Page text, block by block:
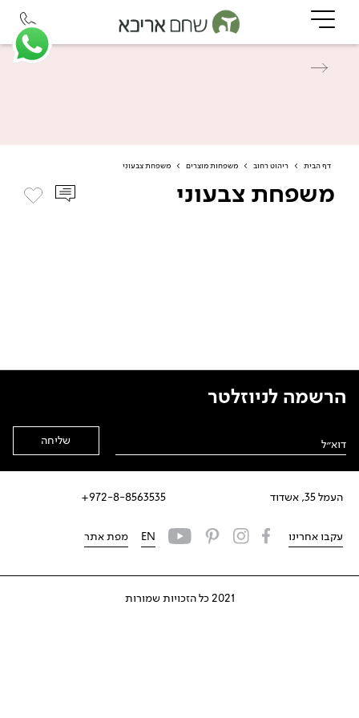
דף הבית > ריהוט רחוב > משפחות מוצרים > משפחת צבעוני
משפחת צבעוני
העמל 35, אשדוד 972-8-8563535+
הרשמה לניוזלטר
עקבו אחרינו EN מפת אתר
2021 כל הזכויות שמורות